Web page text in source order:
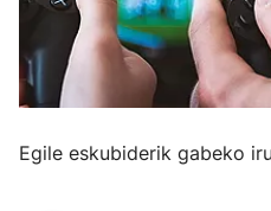
Egile eskubiderik gabeko